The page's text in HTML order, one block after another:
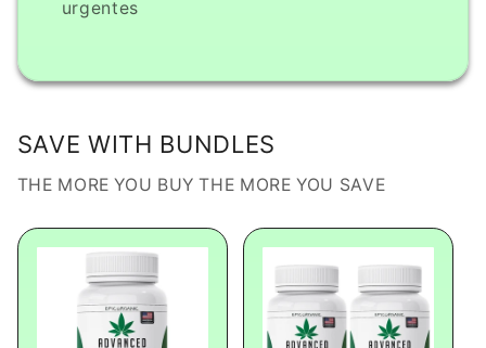
urgentes
SAVE WITH BUNDLES
THE MORE YOU BUY THE MORE YOU SAVE